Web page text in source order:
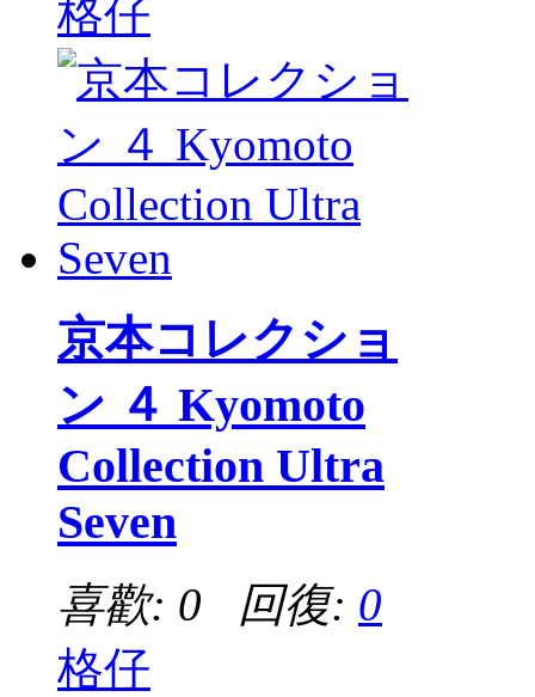
格仔
京本コレクショ
ン ４ Kyomoto
Collection Ultra
Seven
喜歡: 0 回復: 0
格仔